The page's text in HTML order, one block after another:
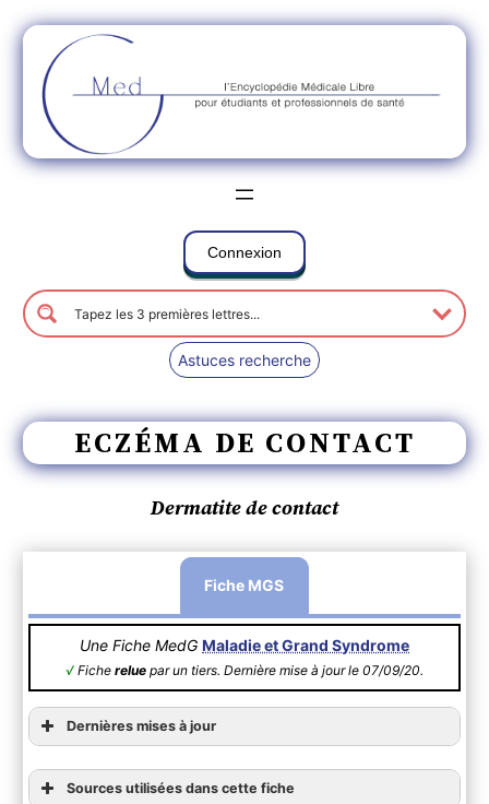
Connexion
Astuces recherche
ECZÉMA DE CONTACT
Dermatite de contact
Fiche MGS
Une Fiche MedG Maladie et Grand Syndrome
√ Fiche relue par un tiers. Dernière mise à jour le 07/09/20.
Dernières mises à jour
Sources utilisées dans cette fiche